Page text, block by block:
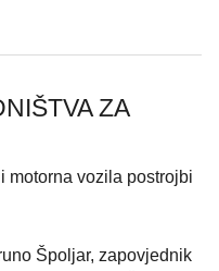
ZA
motorna vozila postrojbi
Špoljar, zapovjednik